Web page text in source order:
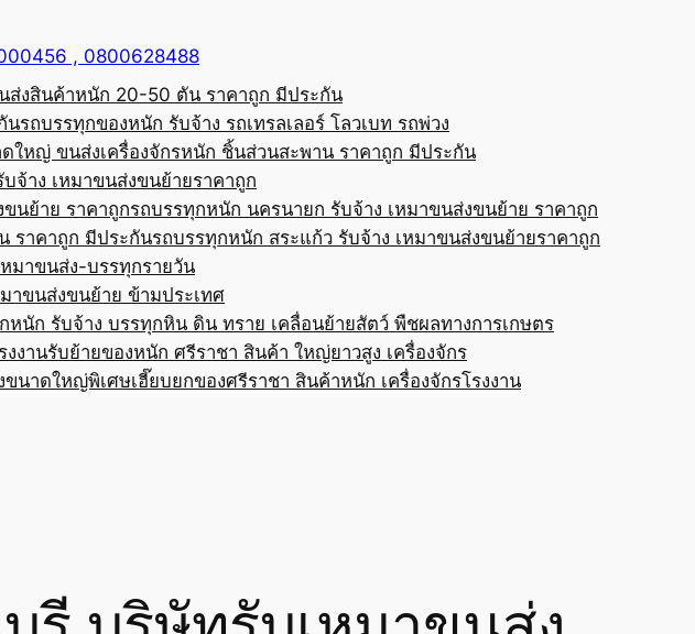
, 0800628488
ส่งสินค้าหนัก 20-50 ตัน ราคาถูก มีประกัน
นรถบรรทุกของหนัก รับจ้าง รถเทรลเลอร์ โลวเบท รถพ่วง
ใหญ่ ขนส่งเครื่องจักรหนัก ชิ้นส่วนสะพาน ราคาถูก มีประกัน
จ้าง เหมาขนส่งขนย้ายราคาถูก
นย้าย ราคาถูกรถบรรทุกหนัก นครนายก รับจ้าง เหมาขนส่งขนย้าย ราคาถูก
ราคาถูก มีประกันรถบรรทุกหนัก สระแก้ว รับจ้าง เหมาขนส่งขนย้ายราคาถูก
หมาขนส่ง-บรรทุกรายวัน
าขนส่งขนย้าย ข้ามประเทศ
หนัก รับจ้าง บรรทุกหิน ดิน ทราย เคลื่อนย้ายสัตว์ พืชผลทางการเกษตร
งานรับย้ายของหนัก ศรีราชา สินค้า ใหญ่ยาวสูง เครื่องจักร
ขนาดใหญ่พิเศษเฮี๊ยบยกของศรีราชา สินค้าหนัก เครื่องจักรโรงงาน